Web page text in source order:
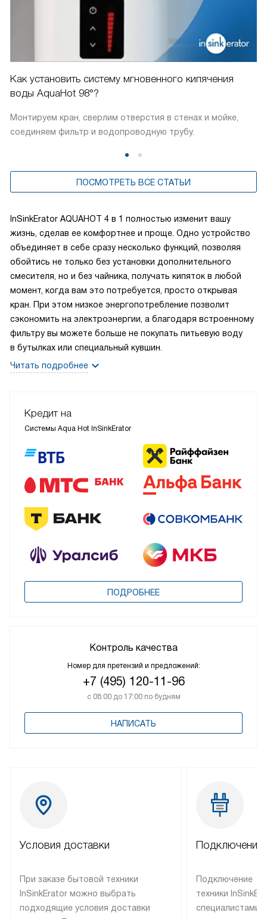
Как установить систему мгновенного кипячения
воды AquaHot 98°?
Монтируем кран, сверлим отверстия в стенах и мойке,
соединяем фильтр и водопроводную трубу.
ПОСМОТРЕТЬ ВСЕ СТАТЬИ
InSinkErator AQUAHOT 4 в 1 полностью изменит вашу
жизнь, сделав ее комфортнее и проще. Одно устройство
объединяет в себе сразу несколько функций, позволяя
обойтись не только без установки дополнительного
смесителя, но и без чайника, получать кипяток в любой
момент, когда вам это потребуется, просто открывая
кран. При этом низкое энергопотребление позволит
сэкономить на электроэнергии, а благодаря встроенному
фильтру вы можете больше не покупать питьевую воду
в бутылках или специальный кувшин.
Читать подробнее
Кредит на
Системы Aqua Hot InSinkErator
ПОДРОБНЕЕ
Контроль качества
Номер для претензий и предложений:
+7 (495) 120-11-96
с 08:00 до 17:00 по будням
НАПИСАТЬ
Условия доставки
При заказе бытовой техники
InSinkErator можно выбрать
подходящие условия доставки
Подключение
Подключение
техники
специалистами